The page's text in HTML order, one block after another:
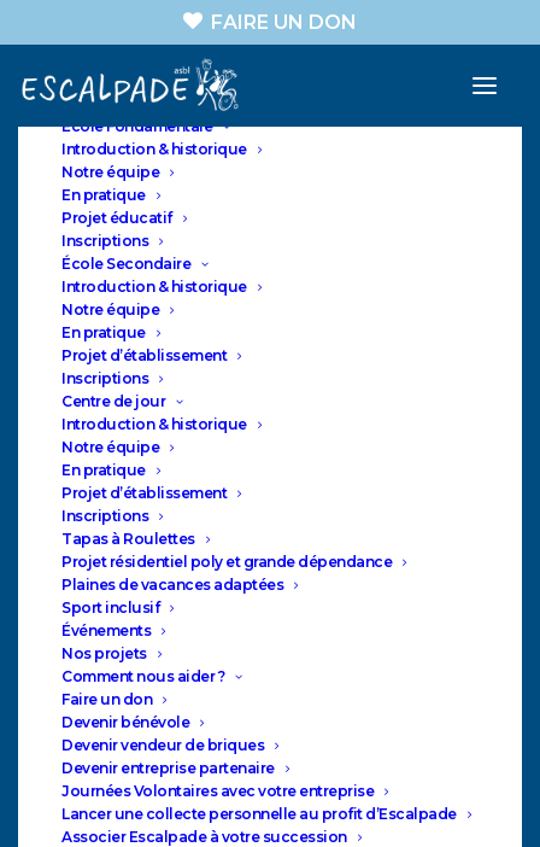
FAIRE UN DON
Nos sections
ASBL
École Fondamentale
Introduction & historique
Notre équipe
En pratique
Projet éducatif
Inscriptions
École Secondaire
Introduction & historique
Notre équipe
En pratique
Projet d’établissement
Inscriptions
Centre de jour
Introduction & historique
Notre équipe
En pratique
Projet d’établissement
Inscriptions
Tapas à Roulettes
Projet résidentiel poly et grande dépendance
Plaines de vacances adaptées
Sport inclusif
Événements
Nos projets
Comment nous aider ?
Faire un don
Devenir bénévole
Devenir vendeur de briques
Devenir entreprise partenaire
Journées Volontaires avec votre entreprise
Lancer une collecte personnelle au profit d’Escalpade
Associer Escalpade à votre succession
ESCALPADE
A propos
Missions
Un projet citoyen au service de la
personne porteuse d’un handicap
Notre objectif est de « promouvoir et réaliser
tout projet à caractère pédagogique, social,
culturel ou éducatif orienté vers la personne
handicapée notamment par l’organisation
d’activités d’accueil, de loisirs, ou
d’enseignement »